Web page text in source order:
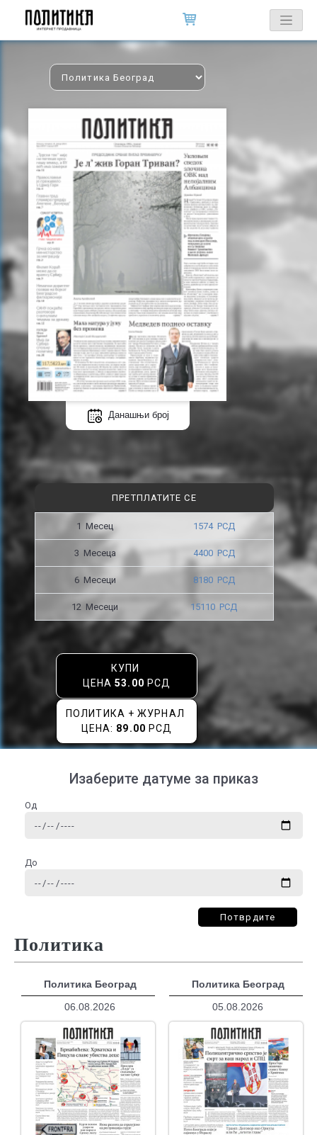
Данашњи број
ПРЕТПЛАТИТЕ СЕ
1 Месец 1574 РСД
3 Месецa 4400 РСД
6 Месеци 8180 РСД
12 Месеци 15110 РСД
КУПИ
ЦЕНА53.00 РСД
ПОЛИТИКА + ЖУРНАЛ
ЦЕНА: 89.00 РСД
Изаберите датуме за приказ
Од
До
Потврдите
Политика
Политика Београд
06.08.2026
Политика Београд
05.08.2026